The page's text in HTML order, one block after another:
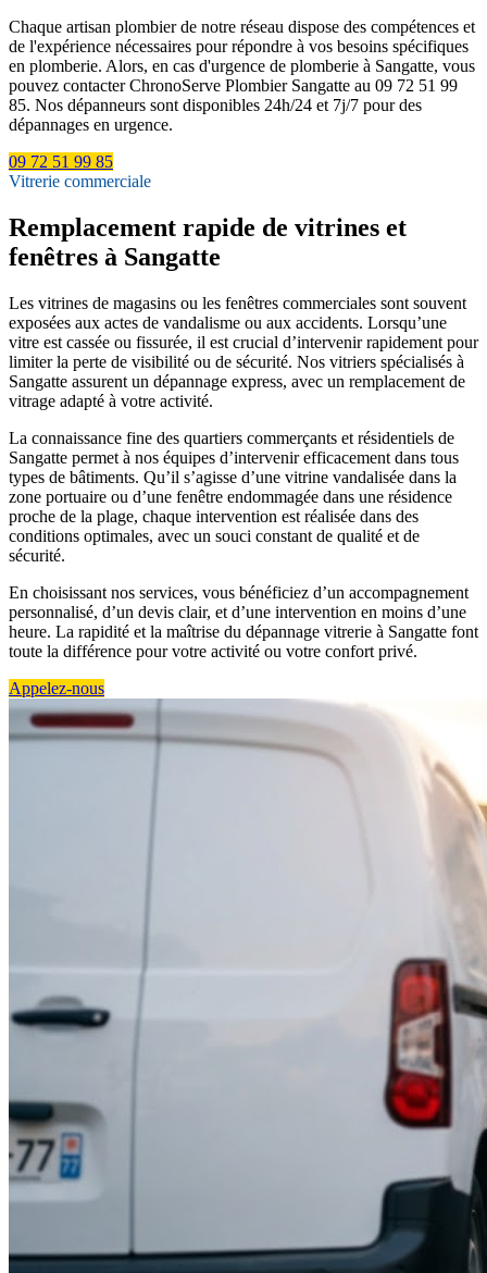
Chaque artisan plombier de notre réseau dispose des compétences et
de l'expérience nécessaires pour répondre à vos besoins spécifiques
en plomberie. Alors, en cas d'urgence de plomberie à Sangatte, vous
pouvez contacter ChronoServe Plombier Sangatte au 09 72 51 99
85. Nos dépanneurs sont disponibles 24h/24 et 7j/7 pour des
dépannages en urgence.
09 72 51 99 85
Vitrerie commerciale
Remplacement rapide de vitrines et
fenêtres à Sangatte
Les vitrines de magasins ou les fenêtres commerciales sont souvent
exposées aux actes de vandalisme ou aux accidents. Lorsqu’une
vitre est cassée ou fissurée, il est crucial d’intervenir rapidement pour
limiter la perte de visibilité ou de sécurité. Nos vitriers spécialisés à
Sangatte assurent un dépannage express, avec un remplacement de
vitrage adapté à votre activité.
La connaissance fine des quartiers commerçants et résidentiels de
Sangatte permet à nos équipes d’intervenir efficacement dans tous
types de bâtiments. Qu’il s’agisse d’une vitrine vandalisée dans la
zone portuaire ou d’une fenêtre endommagée dans une résidence
proche de la plage, chaque intervention est réalisée dans des
conditions optimales, avec un souci constant de qualité et de
sécurité.
En choisissant nos services, vous bénéficiez d’un accompagnement
personnalisé, d’un devis clair, et d’une intervention en moins d’une
heure. La rapidité et la maîtrise du dépannage vitrerie à Sangatte font
toute la différence pour votre activité ou votre confort privé.
Appelez-nous